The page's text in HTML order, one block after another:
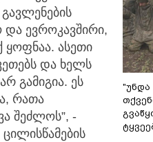
და ევროკავშირი,
ასეთი
და ხელს
გამიგია. ეს
რათა
შეძლოს”, -
"უნდა